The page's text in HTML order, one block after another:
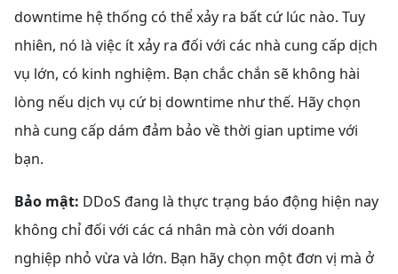
downtime hệ thống có thể xảy ra bất cứ lúc nào. Tuy
nhiên, nó là việc ít xảy ra đối với các nhà cung cấp dịch
vụ lớn, có kinh nghiệm. Bạn chắc chắn sẽ không hài
lòng nếu dịch vụ cứ bị downtime như thế. Hãy chọn
nhà cung cấp dám đảm bảo về thời gian uptime với
bạn.
Bảo mật: DDoS đang là thực trạng báo động hiện nay
không chỉ đối với các cá nhân mà còn với doanh
nghiệp nhỏ vừa và lớn. Bạn hãy chọn một đơn vị mà ở